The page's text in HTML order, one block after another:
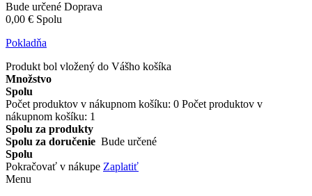
Bude určené Doprava
0,00 € Spolu
Pokladňa
Produkt bol vložený do Vášho košíka
Množstvo
Spolu
Počet produktov v nákupnom košíku: 0 Počet produktov v
nákupnom košíku: 1
Spolu za produkty
Spolu za doručenie Bude určené
Spolu
Pokračovať v nákupe Zaplatiť
Menu